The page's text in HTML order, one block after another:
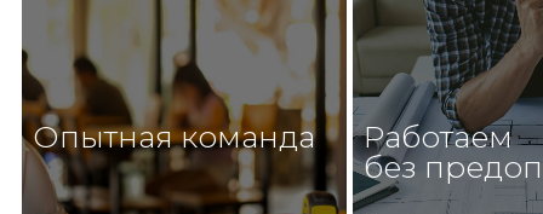
Опытная команда
Работаем
без